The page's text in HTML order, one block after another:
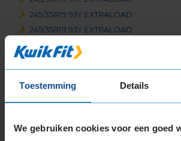
Toestemming Details
We gebruiken cookies voor een goed
245/35R19 93Y EXTRALOAD
245/35R19 93Y EXTRALOAD
245/40R19 98Y EXTRALOAD
255/30R19 91Y EXTRALOAD
255/35R19 96Y EXTRALOAD
255/35R19 96Y EXTRALOAD